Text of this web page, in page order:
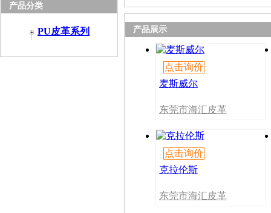
产品分类
PU皮革系列 产品展示
点击询价
麦斯威尔
东莞市海汇皮革
点击询价
克拉伦斯
东莞市海汇皮革